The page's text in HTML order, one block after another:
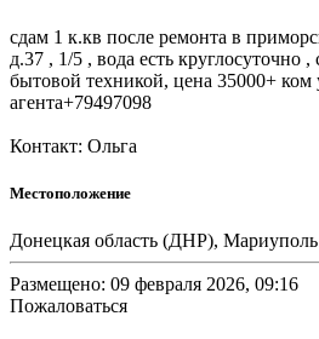
сдам 1 к.кв после ремонта в
д.37 , 1/5 , вода есть круглосуточно
бытовой техникой, цена 35000+ ком
агента+79497098
Контакт: Ольга
Местоположение
Донецкая область (ДНР), Мариуполь
Размещено: 09 февраля 2026, 09:16
Пожаловаться